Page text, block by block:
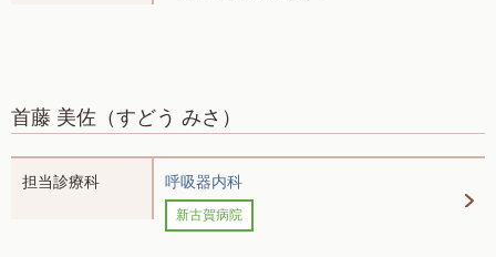
首藤 美佐 （すどう みさ）
担当診療科 呼吸器内科
新古賀病院